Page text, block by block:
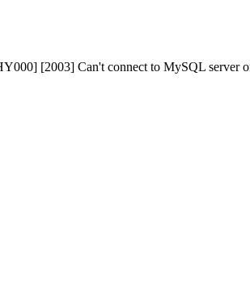
[2003] Can't connect to MySQL server